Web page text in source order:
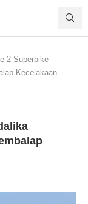
2 Superbike
Kecelakaan –